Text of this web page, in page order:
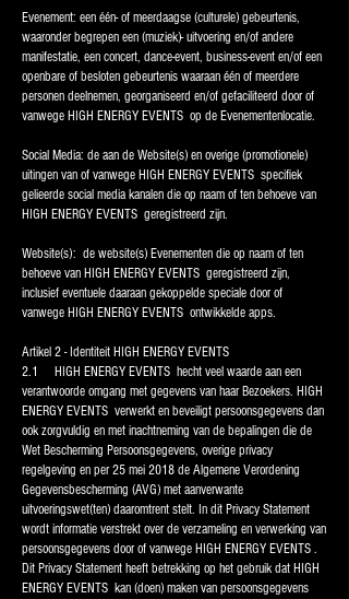
Evenement: een één- of meerdaagse (culturele) gebeurtenis,
waaronder begrepen een (muziek)- uitvoering en/of andere
manifestatie, een concert, dance-event, business-event en/of een
openbare of besloten gebeurtenis waaraan één of meerdere
personen deelnemen, georganiseerd en/of gefaciliteerd door of
vanwege HIGH ENERGY EVENTS op de Evenementenlocatie.
Social Media: de aan de Website(s) en overige (promotionele)
uitingen van of vanwege HIGH ENERGY EVENTS specifiek
gelieerde social media kanalen die op naam of ten behoeve van
HIGH ENERGY EVENTS geregistreerd zijn.
Website(s): de website(s) Evenementen die op naam of ten
behoeve van HIGH ENERGY EVENTS geregistreerd zijn,
inclusief eventuele daaraan gekoppelde speciale door of
vanwege HIGH ENERGY EVENTS ontwikkelde apps.
Artikel 2 - Identiteit HIGH ENERGY EVENTS
2.1 HIGH ENERGY EVENTS hecht veel waarde aan een
verantwoorde omgang met gegevens van haar Bezoekers. HIGH
ENERGY EVENTS verwerkt en beveiligt persoonsgegevens dan
ook zorgvuldig en met inachtneming van de bepalingen die de
Wet Bescherming Persoonsgegevens, overige privacy
regelgeving en per 25 mei 2018 de Algemene Verordening
Gegevensbescherming (AVG) met aanverwante
uitvoeringswet(ten) daaromtrent stelt. In dit Privacy Statement
wordt informatie verstrekt over de verzameling en verwerking van
persoonsgegevens door of vanwege HIGH ENERGY EVENTS .
Dit Privacy Statement heeft betrekking op het gebruik dat HIGH
ENERGY EVENTS kan (doen) maken van persoonsgegevens